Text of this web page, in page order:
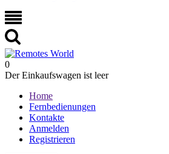
0
Der Einkaufswagen ist leer
Home
Fernbedienungen
Kontakte
Anmelden
Registrieren